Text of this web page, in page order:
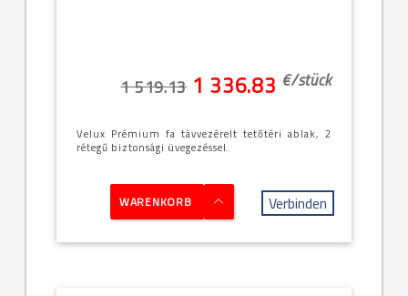
1 519.13 1 336.83 €/stück
Velux Prémium fa távvezérelt tetőtéri ablak, 2
rétegű biztonsági üvegezéssel.
WARENKORB Verbinden